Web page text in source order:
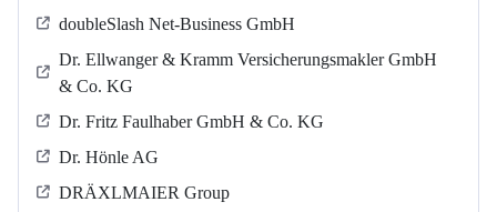
doubleSlash Net-Business GmbH
Dr. Ellwanger & Kramm Versicherungsmakler GmbH
& Co. KG
Dr. Fritz Faulhaber GmbH & Co. KG
Dr. Hönle AG
DRÄXLMAIER Group